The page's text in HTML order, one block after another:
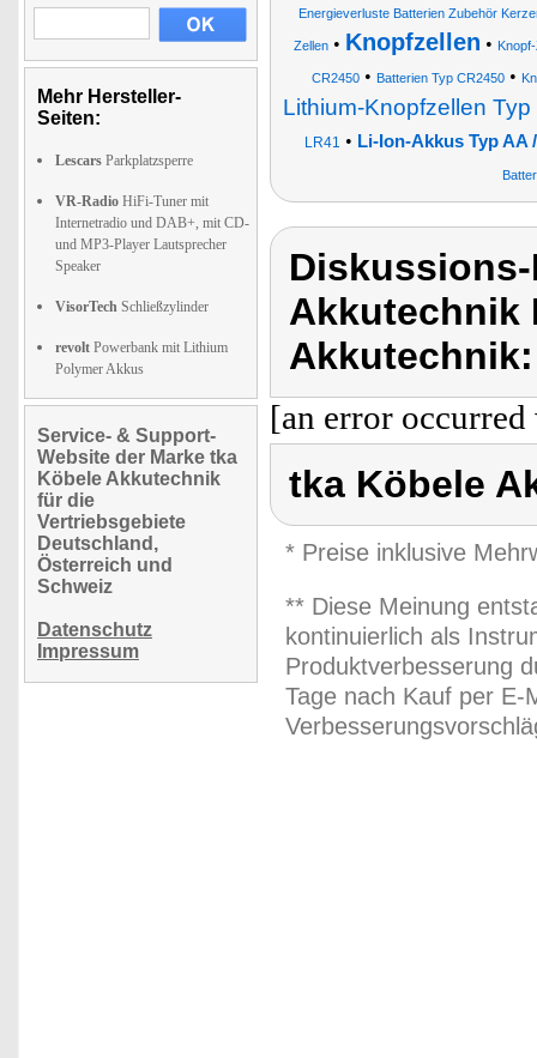
Mehr Hersteller-
Seiten:
Lescars Parkplatzsperre
VR-Radio HiFi-Tuner mit
Internetradio und DAB+, mit CD-
und MP3-Player Lautsprecher
Speaker
VisorTech Schließzylinder
revolt Powerbank mit Lithium
Polymer Akkus
Service- & Support-
Website der Marke tka
Köbele Akkutechnik
für die
Vertriebsgebiete
Deutschland,
Österreich und
Schweiz
Datenschutz
Impressum
Energieverluste Batterien Zubehör
Zellen• Knopfzellen •
CR2450 • Batterien Typ CR2450 •
Lithium-Knopfzellen
LR41 • Li-Ion-Akkus Typ
Akkutechnik
Akkutechnik:
[an error
tka Köbele
* Preise inklusive
** Diese Meinung
kontinuierlich als
Produktverbesserung
Tage nach Kauf per E-